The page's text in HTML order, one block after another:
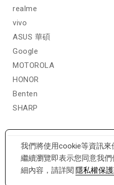
我們將使用cookie等資訊來
繼續瀏覽即表示您同意我
細內容，請詳閱 隱私權保
realme
vivo
ASUS 華碩
Google
MOTOROLA
HONOR
Benten
SHARP